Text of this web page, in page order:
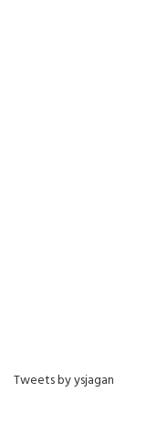
Tweets by ysjagan